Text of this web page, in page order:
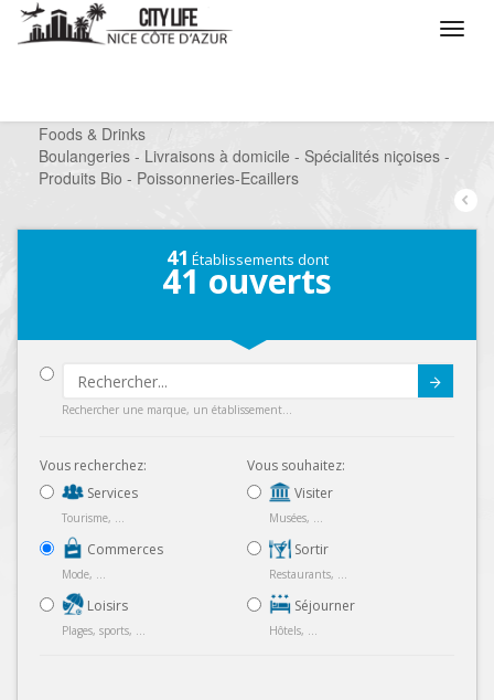
Foods & Drinks
/
Boulangeries - Livraisons à domicile - Spécialités niçoises -
Produits Bio - Poissonneries-Ecaillers
41 Établissements dont
41 ouverts
Rechercher une marque, un établissement...
Vous recherchez:
Services
Tourisme, ...
Commerces
Mode, ...
Loisirs
Plages, sports, ...
Vous souhaitez:
Visiter
Musées, ...
Sortir
Restaurants, ...
Séjourner
Hôtels, ...